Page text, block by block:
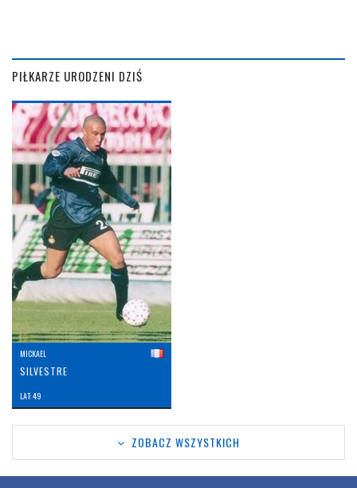
PIŁKARZE URODZENI DZIŚ
MICKAEL
SILVESTRE
LAT: 49
ZOBACZ WSZYSTKICH